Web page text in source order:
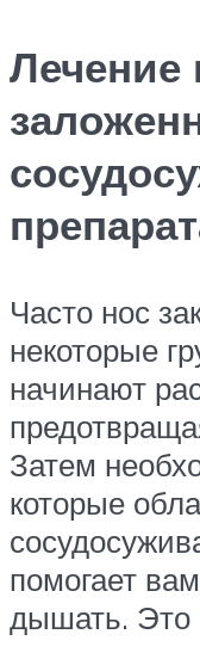
Лечение
Часто нос
некоторые
начинают
Затем
которые
помогает
дышать. Это